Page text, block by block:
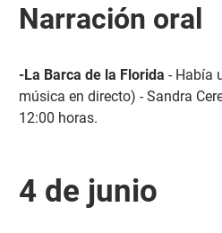
Narración oral
-La Barca de la Florida - Había
música en directo) - Sandra
12:00 horas.
4 de junio